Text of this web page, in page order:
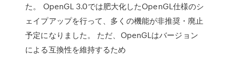
た。 OpenGL 3.0では肥大化したOpenGL仕様のシ
ェイプアップを行って、多くの機能が非推奨・廃止
予定になりました。 ただ、OpenGLはバージョン
による互換性を維持するため